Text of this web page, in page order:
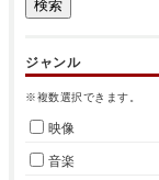
ジャンル
※複数選択できます。
映像
音楽